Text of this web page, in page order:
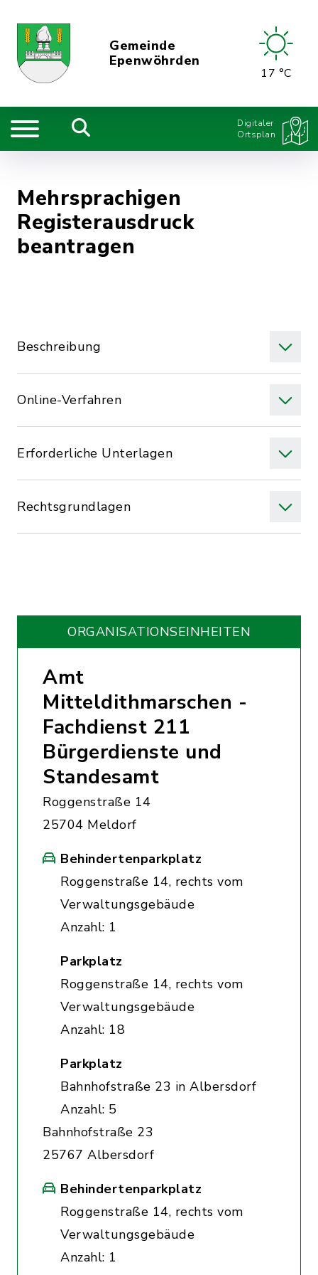
Gemeinde
Epenwöhrden
17 °C
Digitaler
Ortsplan
Mehrsprachigen
Registerausdruck
beantragen
Beschreibung
Online-Verfahren
Erforderliche Unterlagen
Rechtsgrundlagen
ORGANISATIONS­EINHEITEN
Amt
Mitteldithmarschen -
Fachdienst 211
Bürgerdienste und
Standesamt
Roggenstraße 14
25704 Meldorf
Behindertenparkplatz
Roggenstraße 14, rechts vom
Verwaltungsgebäude
Anzahl: 1
Parkplatz
Roggenstraße 14, rechts vom
Verwaltungsgebäude
Anzahl: 18
Parkplatz
Bahnhofstraße 23 in Albersdorf
Anzahl: 5
Bahnhofstraße 23
25767 Albersdorf
Behindertenparkplatz
Roggenstraße 14, rechts vom
Verwaltungsgebäude
Anzahl: 1